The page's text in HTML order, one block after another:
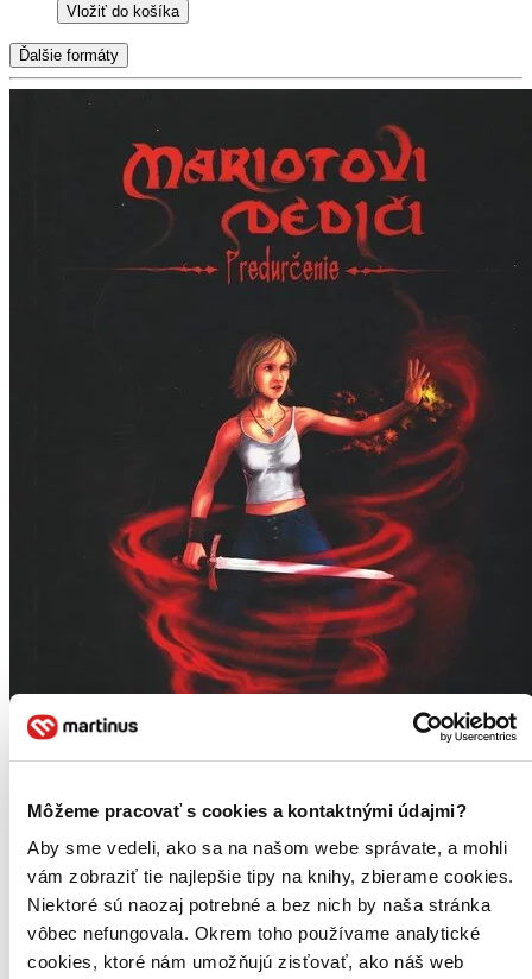
Môžeme pracovať s cookies a kontaktnými údajmi?
Aby sme vedeli, ako sa na našom webe správate, a mohli
vám zobraziť tie najlepšie tipy na knihy, zbierame cookies.
Niektoré sú naozaj potrebné a bez nich by naša stránka
vôbec nefungovala. Okrem toho používame analytické
cookies, ktoré nám umožňujú zisťovať, ako náš web
Vložiť do košíka
Ďalšie formáty
Mariotovi dediči: Predurčenie
Marja Holecyová